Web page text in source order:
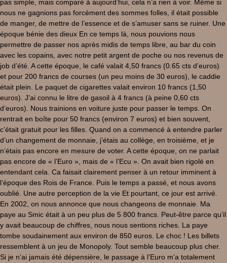
pas simple, mais comparé à aujourd’hui, cela n’a rien à voir. Même si
nous ne gagnions pas forcément des sommes folles, il était possible
de manger, de mettre de l’essence et de s’amuser sans se ruiner. Une
époque bénie des dieux En ce temps là, nous pouvions nous
permettre de passer nos après midis de temps libre, au bar du coin
avec les copains, avec notre petit argent de poche ou nos revenus de
job d’été. A cette époque, le café valait 4,50 francs (0.65 cts d’euros)
et pour 200 francs de courses (un peu moins de 30 euros), le caddie
était plein. Le paquet de cigarettes valait environ 10 francs (1,50
euros). J’ai connu le litre de gasoil à 4 francs (à peine 0,60 cts
d’euros). Nous trainions en voiture juste pour passer le temps. On
rentrait en boîte pour 50 francs (environ 7 euros) et bien souvent,
c’était gratuit pour les filles. Quand on a commencé à entendre parler
d’un changement de monnaie, j’étais au collège, en troisième, et je
n’étais pas encore en mesure de voter. A cette époque, on ne parlait
pas encore de « l’Euro », mais de « l’Ecu ». On avait bien rigolé en
entendant cela. Ca faisait clairement penser à un retour imminent à
l’époque des Rois de France. Puis le temps a passé, et nous avons
oublié. Une autre perception de la vie Et pourtant, ce jour est arrivé.
En 2002, on nous annonce que nous changeons de monnaie. Ma
paye au Smic était à un peu plus de 5 800 francs. Peut-être parce qu’il
y avait beaucoup de chiffres, nous nous sentions riches. La paye
tombe soudainement aux environ de 850 euros. Le choc ! Les billets
ressemblent à un jeu de Monopoly. Tout semble beaucoup plus cher.
Si je n’ai jamais été dépensière, le passage à l’Euro m’a totalement